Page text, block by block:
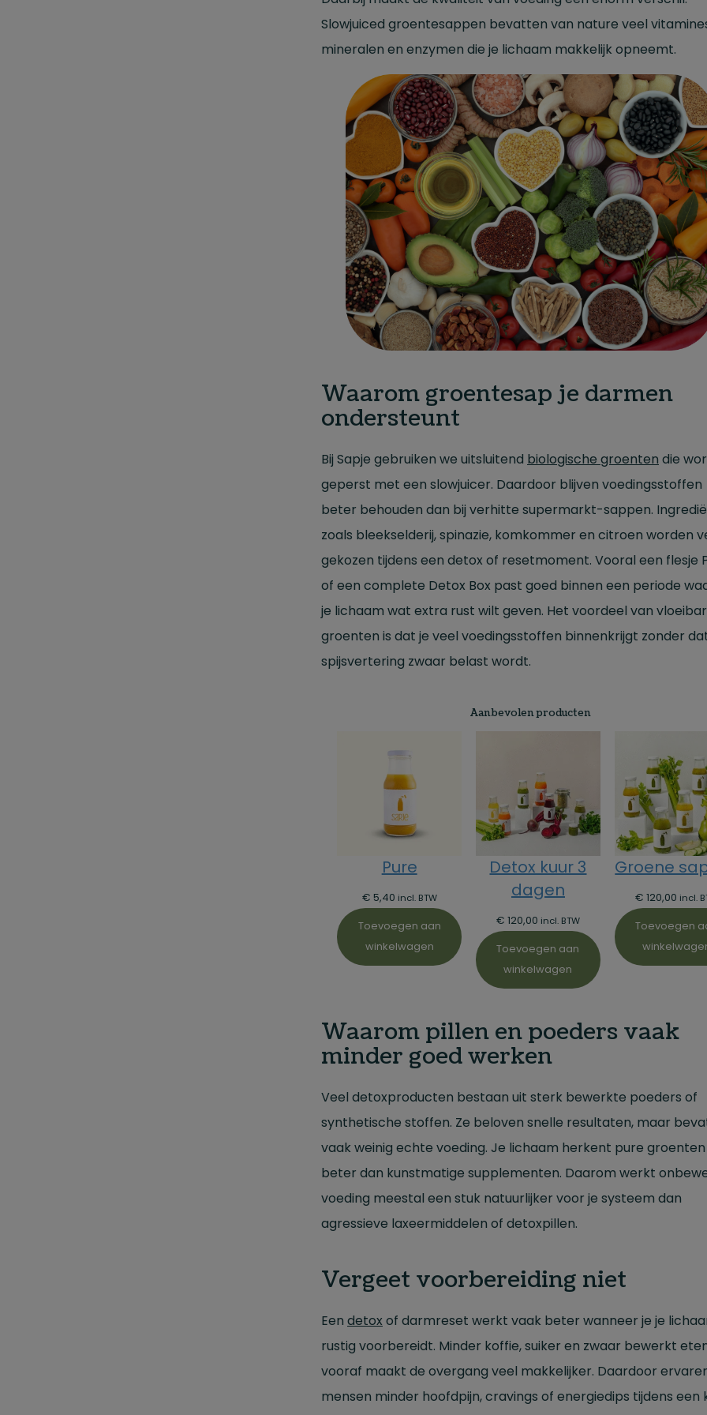
Slowjuiced groentesappen bevatten van nature veel
mineralen en enzymen die je lichaam makkelijk opneemt.
Waarom groentesap je darmen
ondersteunt
Bij Sapje gebruiken we uitsluitend biologische groenten die
geperst met een slowjuicer. Daardoor blijven voedingsstoffen
beter behouden dan bij verhitte supermarkt-sappen.
zoals bleekselderij, spinazie, komkommer en citroen worden
gekozen tijdens een detox of resetmoment. Vooral een flesje
of een complete Detox Box past goed binnen een periode
je lichaam wat extra rust wilt geven. Het voordeel van
groenten is dat je veel voedingsstoffen binnenkrijgt zonder
spijsvertering zwaar belast wordt.
Aanbevolen producten
Pure
€ 5,40 incl. BTW
Toevoegen aan
winkelwagen
Detox kuur 3
dagen
€ 120,00 incl. BTW
Toevoegen aan
winkelwagen
Groene
€ 120,00 incl.
Toevoegen
Waarom pillen en poeders vaak
minder goed werken
Veel detoxproducten bestaan uit sterk bewerkte poeders of
synthetische stoffen. Ze beloven snelle resultaten, maar
vaak weinig echte voeding. Je lichaam herkent pure
beter dan kunstmatige supplementen. Daarom werkt
voeding meestal een stuk natuurlijker voor je systeem dan
agressieve laxeermiddelen of detoxpillen.
Vergeet voorbereiding niet
Een detox of darmreset werkt vaak beter wanneer je je
rustig voorbereidt. Minder koffie, suiker en zwaar bewerkt
vooraf maakt de overgang veel makkelijker. Daardoor
mensen minder hoofdpijn, cravings of energiedips tijdens een